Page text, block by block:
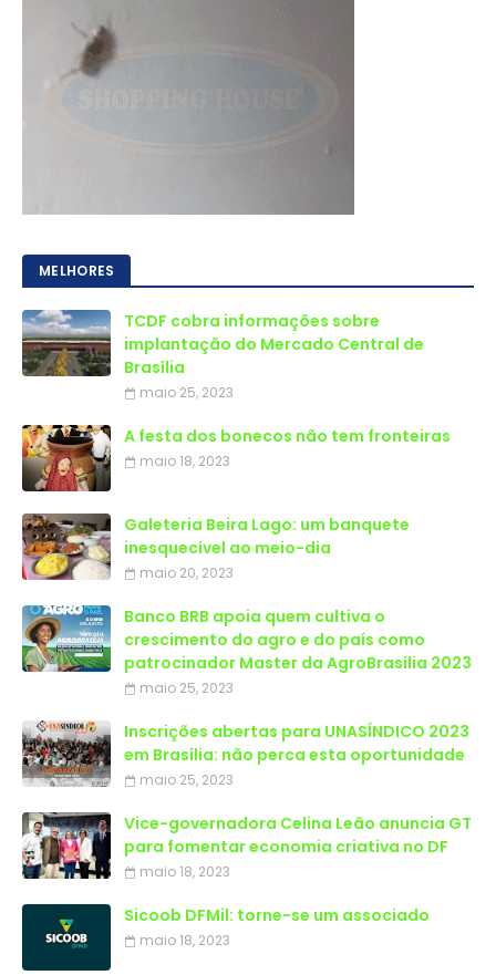
MELHORES
TCDF cobra informações sobre
implantação do Mercado Central de
Brasília
maio 25, 2023
A festa dos bonecos não tem fronteiras
maio 18, 2023
Galeteria Beira Lago: um banquete
inesquecível ao meio-dia
maio 20, 2023
Banco BRB apoia quem cultiva o
crescimento do agro e do país como
patrocinador Master da AgroBrasília 2023
maio 25, 2023
Inscrições abertas para UNASÍNDICO 2023
em Brasília: não perca esta oportunidade
maio 25, 2023
Vice-governadora Celina Leão anuncia GT
para fomentar economia criativa no DF
maio 18, 2023
Sicoob DFMil: torne-se um associado
maio 18, 2023